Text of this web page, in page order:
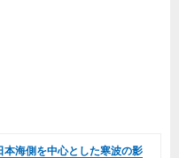
海側を中心とした寒波の影